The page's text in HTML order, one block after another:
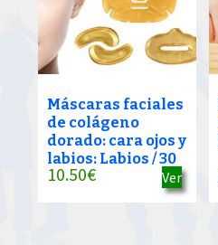
Máscaras faciales
de colágeno
dorado: cara ojos y
labios: Labios / 30
10.50€ Ver